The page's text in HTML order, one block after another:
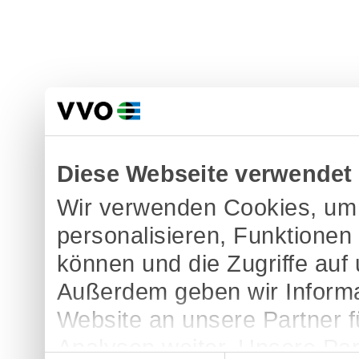
Diese Webseite
Wir verwenden Cookies,
personalisieren,
können und die Zugriffe
Außerdem geben wir
Website an unsere Partner
Analysen weiter. Unsere